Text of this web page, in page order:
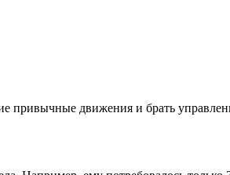
привычные движения и брать